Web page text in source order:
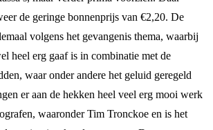
de geringe bonnenprijs van €2,20. De
volgens het gevangenis thema, waarbij
heel erg gaaf is in combinatie met de
waar onder andere het geluid geregeld
er aan de hekken heel veel erg mooi werk
waaronder Tim Tronckoe en is het